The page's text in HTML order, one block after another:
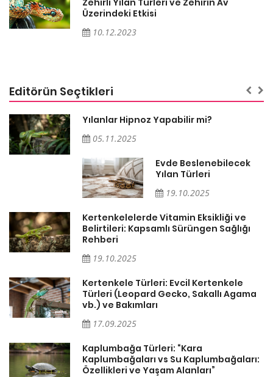
Üzerindeki Etkisi
10.12.2023
Editörün Seçtikleri
Yılanlar Hipnoz Yapabilir mi?
05.11.2025
Evde Beslenebilecek
Yılan Türleri
19.10.2025
Kertenkelelerde Vitamin Eksikliği ve
Belirtileri: Kapsamlı Sürüngen Sağlığı
Rehberi
19.10.2025
Kertenkele Türleri: Evcil Kertenkele
Türleri (Leopard Gecko, Sakallı Agama
vb.) ve Bakımları
17.09.2025
Kaplumbağa Türleri: “Kara
Kaplumbağaları vs Su Kaplumbağaları:
Özellikleri ve Yaşam Alanları”